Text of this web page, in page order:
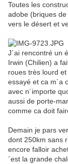
Toutes les
adobe (briques
vers le désert et
J´ai rencontré un
Irwin (Chilien) a
roues très lourd
essayé et ca m´a
avec n´importe
aussi de porte-
comme ca doit
Demain je pars
dont 250km sans
encore falloir
´est la grande